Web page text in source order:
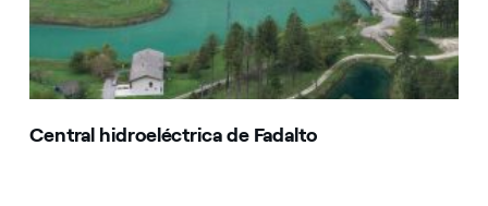
Central hidroeléctrica de Fadalto